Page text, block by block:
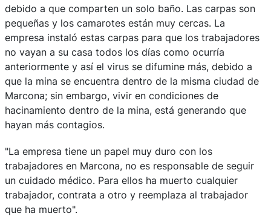
debido a que comparten un solo baño. Las carpas son
pequeñas y los camarotes están muy cercas. La
empresa instaló estas carpas para que los trabajadores
no vayan a su casa todos los días como ocurría
anteriormente y así el virus se difumine más, debido a
que la mina se encuentra dentro de la misma ciudad de
Marcona; sin embargo, vivir en condiciones de
hacinamiento dentro de la mina, está generando que
hayan más contagios.
"La empresa tiene un papel muy duro con los
trabajadores en Marcona, no es responsable de seguir
un cuidado médico. Para ellos ha muerto cualquier
trabajador, contrata a otro y reemplaza al trabajador
que ha muerto".